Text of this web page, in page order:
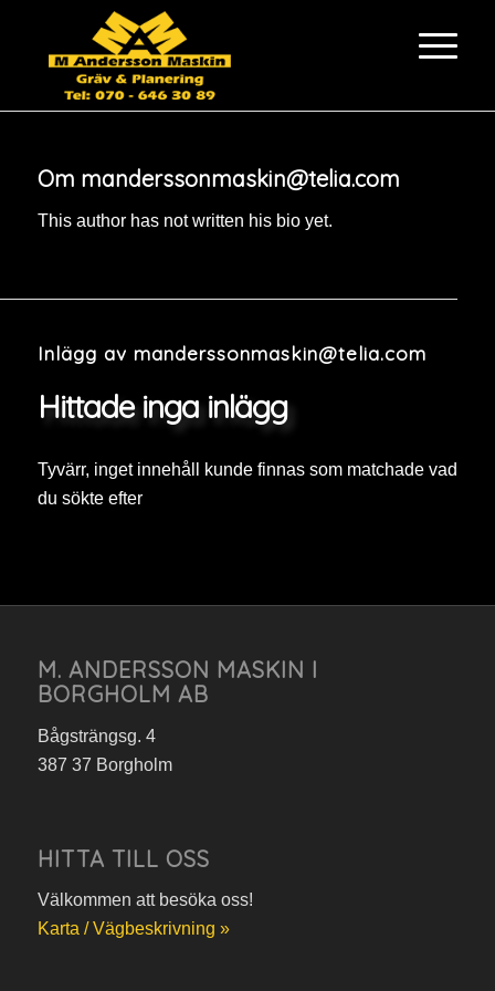
Om manderssonmaskin@telia.com
This author has not written his bio yet.
Inlägg av manderssonmaskin@telia.com
Hittade inga inlägg
Tyvärr, inget innehåll kunde finnas som matchade vad
du sökte efter
M. ANDERSSON MASKIN I
BORGHOLM AB
Bågsträngsg. 4
387 37 Borgholm
HITTA TILL OSS
Välkommen att besöka oss!
Karta / Vägbeskrivning »